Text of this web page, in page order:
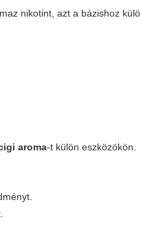
nikotint, azt a bázishoz
aroma-t külön eszközökön.